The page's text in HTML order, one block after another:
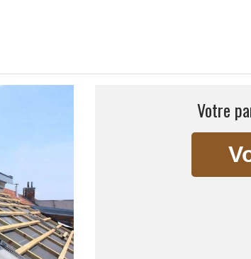
Votre